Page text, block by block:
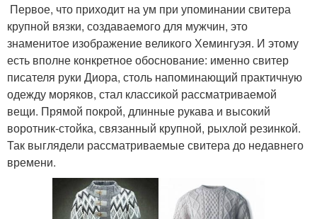
Первое, что приходит на ум при упоминании свитера
крупной вязки, создаваемого для мужчин, это
знаменитое изображение великого Хемингуэя. И этому
есть вполне конкретное обоснование: именно свитер
писателя руки Диора, столь напоминающий практичную
одежду моряков, стал классикой рассматриваемой
вещи. Прямой покрой, длинные рукава и высокий
воротник-стойка, связанный крупной, рыхлой резинкой.
Так выглядели рассматриваемые свитера до недавнего
времени.